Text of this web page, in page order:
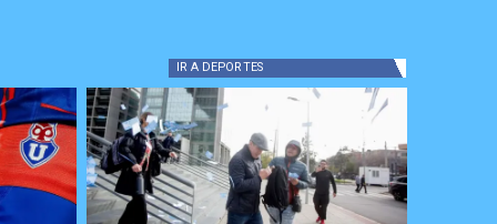
IR A DEPORTES